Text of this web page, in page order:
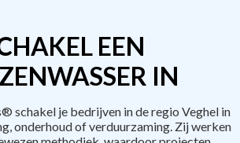
EEN
IN
schakel je bedrijven in de regio Veghel in
onderhoud of verduurzaming. Zij werken